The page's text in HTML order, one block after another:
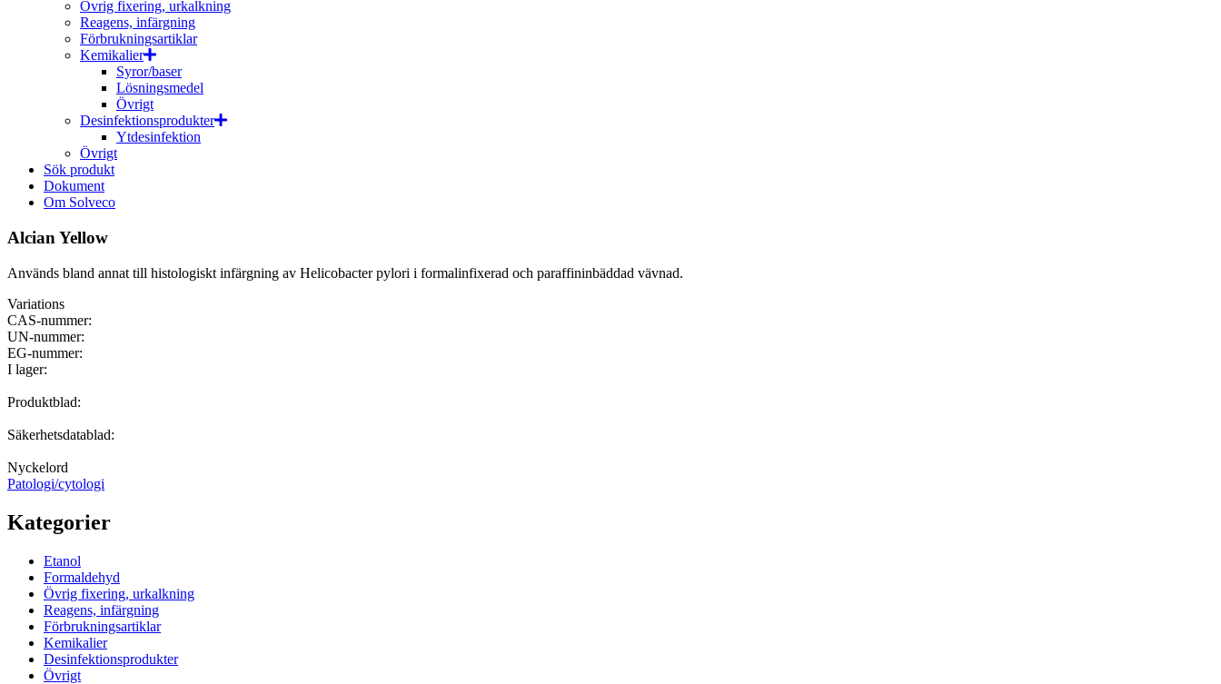
Övrig fixering, urkalkning
Reagens, infärgning
Förbrukningsartiklar
Kemikalier
Syror/baser
Lösningsmedel
Övrigt
Desinfektionsprodukter
Ytdesinfektion
Övrigt
Sök produkt
Dokument
Om Solveco
Alcian Yellow
Används bland annat till histologiskt infärgning av Helicobacter pylori i formalinfixerad och paraffininbäddad vävnad.
Variations
CAS-nummer:
UN-nummer:
EG-nummer:
I lager:
Produktblad:
Säkerhetsdatablad:
Nyckelord
Patologi/cytologi
Kategorier
Etanol
Formaldehyd
Övrig fixering, urkalkning
Reagens, infärgning
Förbrukningsartiklar
Kemikalier
Desinfektionsprodukter
Övrigt